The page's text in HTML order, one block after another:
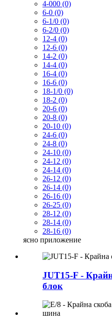
4-000 (0)
6-0 (0)
6-1/0 (0)
6-2/0 (0)
12-4 (0)
12-6 (0)
14-2 (0)
14-4 (0)
16-4 (0)
16-6 (0)
18-1/0 (0)
18-2 (0)
20-6 (0)
20-8 (0)
20-10 (0)
24-6 (0)
24-8 (0)
24-10 (0)
24-12 (0)
24-14 (0)
26-12 (0)
26-14 (0)
26-16 (0)
26-25 (0)
28-12 (0)
28-14 (0)
28-16 (0)
ясно приложение
JUT15-F -
блок